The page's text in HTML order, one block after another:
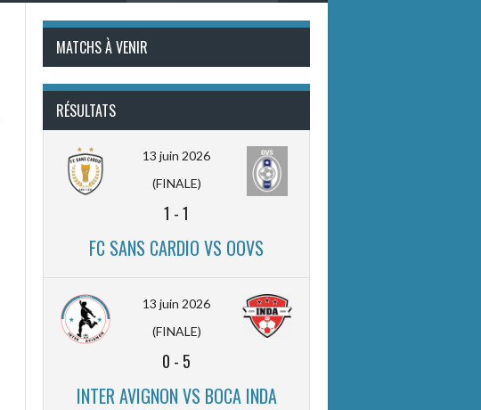
MATCHS À VENIR
RÉSULTATS
13 juin 2026
(FINALE)
1 -1
FC SANS CARDIO VS OOVS
13 juin 2026
(FINALE)
0 - 5
INTER AVIGNON VS BOCA INDA